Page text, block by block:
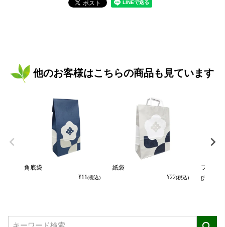
他のお客様はこちらの商品も見ています
角底袋
¥11(税込)
紙袋
¥22(税込)
フルー
g×10p(